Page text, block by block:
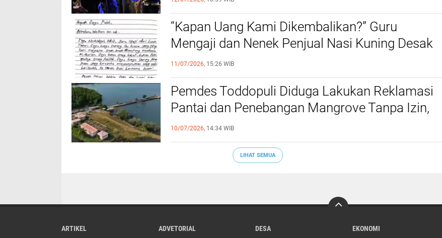
“Kapan Uang Kami Dikembalikan?” Guru
Mengaji dan Nenek Penjual Nasi Kuning Desak
Kepastian Kasus Umrah
11/07/2026, 15:26 WIB
Pemdes Toddopuli Diduga Lakukan Reklamasi
Pantai dan Penebangan Mangrove Tanpa Izin,
DLH Teruskan Hasil Pemantauan ke Gakkum
KLH
10/07/2026, 14:34 WIB
LIHAT SEMUA
ARTIKEL ADVETORIAL DESA
EKONOMI